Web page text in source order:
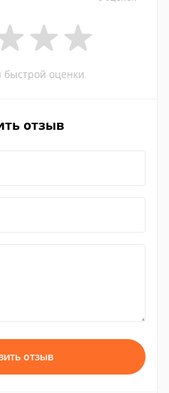
быстрой оценки
отзыв
отзыв